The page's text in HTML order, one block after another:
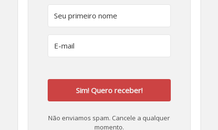
Sim! Quero receber!
Não enviamos spam. Cancele a qualquer
momento.